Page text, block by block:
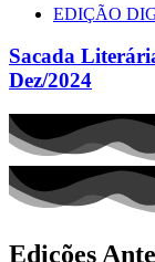
EDIÇÃO
Sacada
Dez/2024
Edições